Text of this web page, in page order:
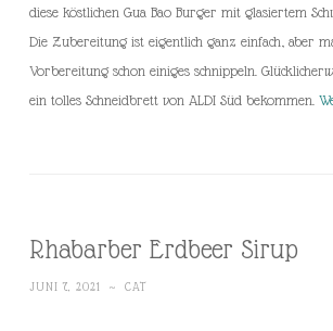
diese köstlichen Gua Bao Burger mit glasiertem
Die Zubereitung ist eigentlich ganz einfach, aber
Vorbereitung schon einiges schnippeln.
ein tolles Schneidbrett von ALDI Süd bekommen.
Rhabarber Erdbeer Sirup
JUNI 7, 2021 ~ CAT